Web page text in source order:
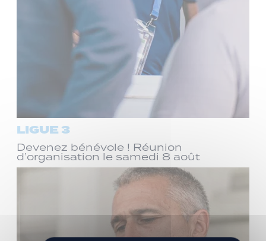
LIGUE 3
Devenez bénévole ! Réunion
d’organisation le samedi 8 août